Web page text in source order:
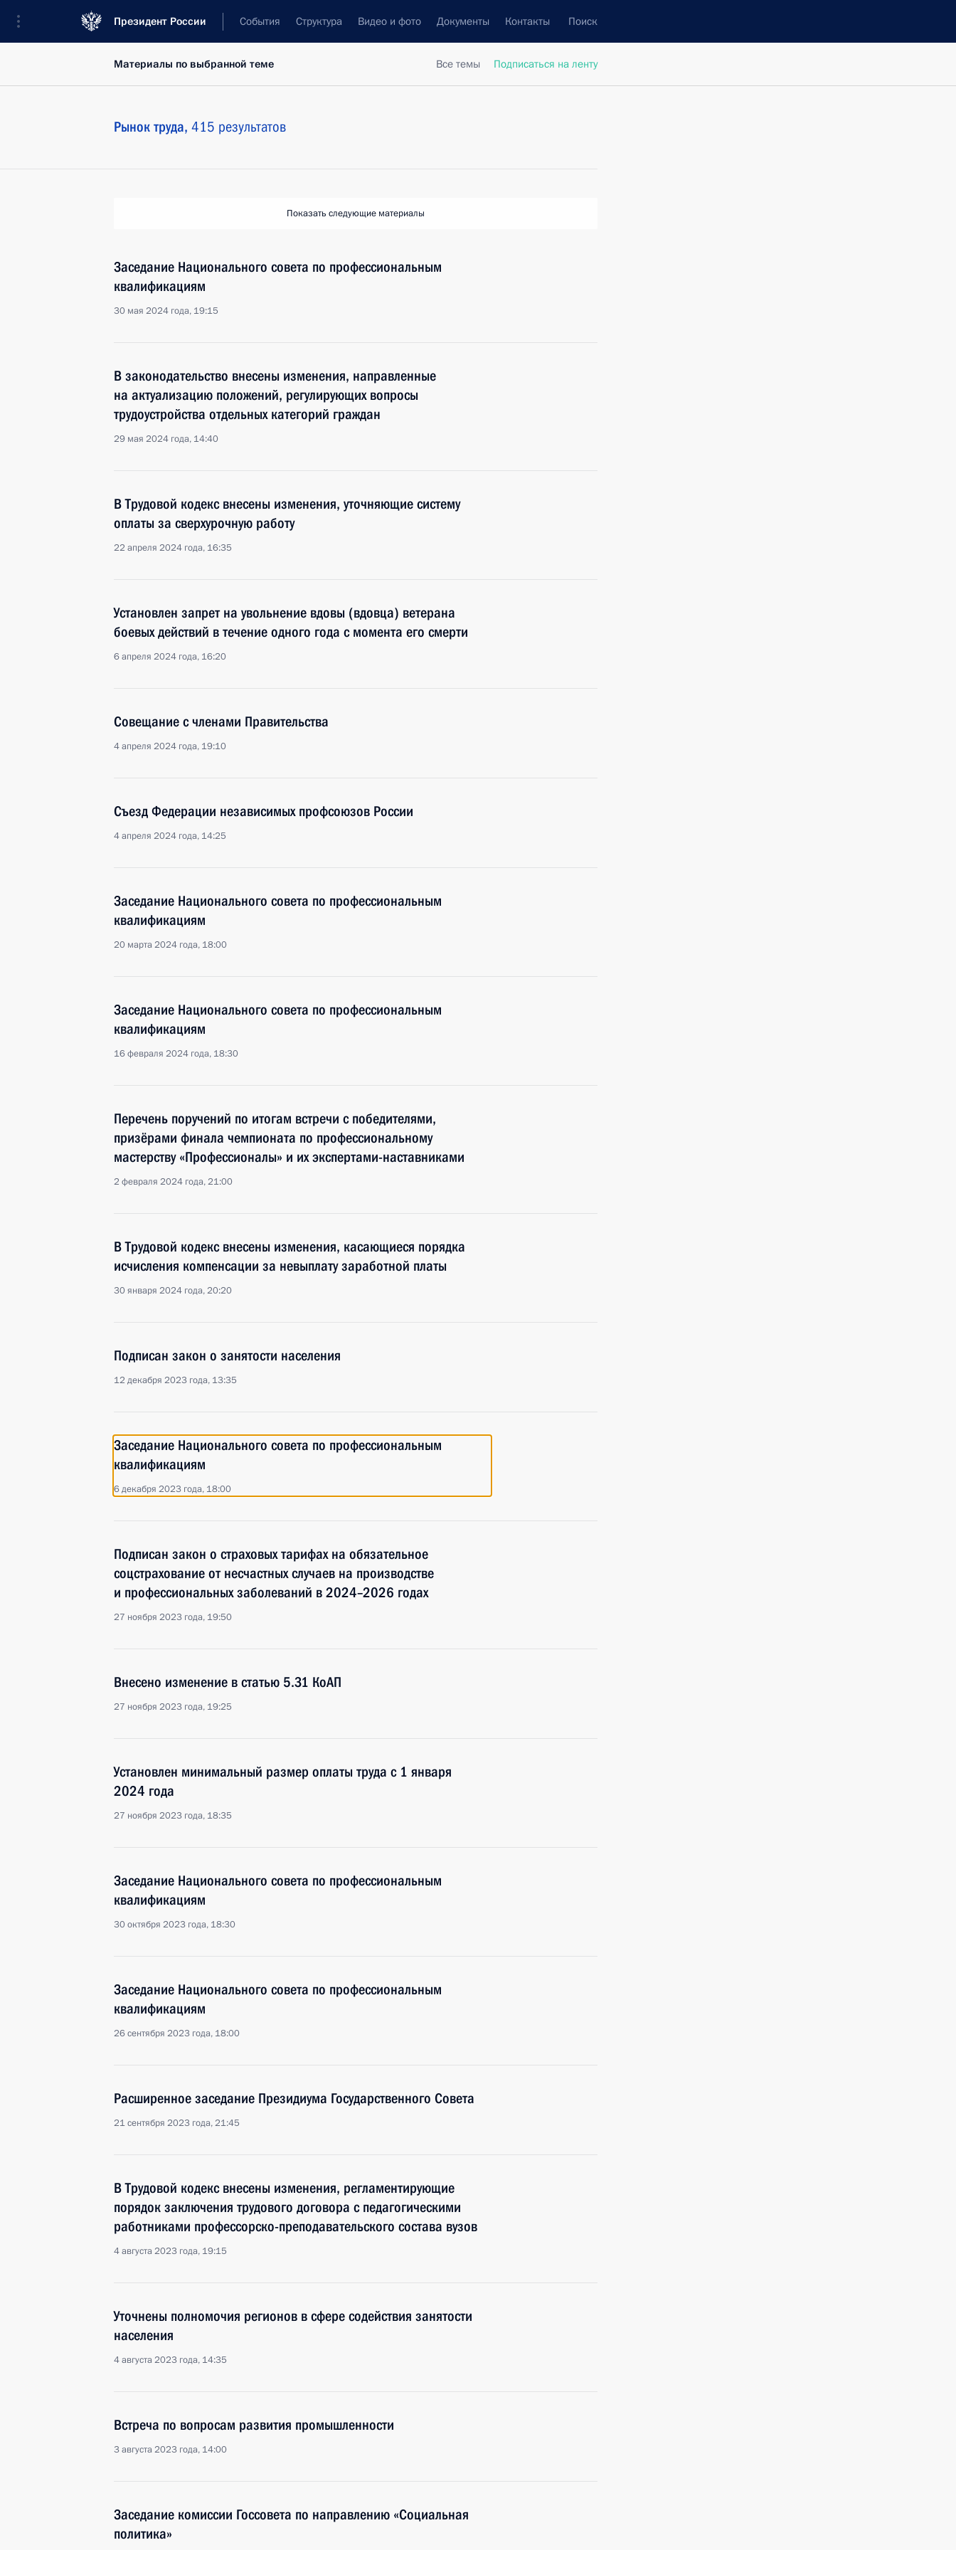
Президент России События Структура Видео и фото Документы Контакты Поиск
Все темы Подписаться на ленту
Материалы по выбранной теме
Рынок труда, 415 результатов
Показать следующие материалы
Заседание Национального совета по профессиональным
квалификациям
30 мая 2024 года, 19:15
В законодательство внесены изменения, направленные
на актуализацию положений, регулирующих вопросы
трудоустройства отдельных категорий граждан
29 мая 2024 года, 14:40
В Трудовой кодекс внесены изменения, уточняющие систему
оплаты за сверхурочную работу
22 апреля 2024 года, 16:35
Установлен запрет на увольнение вдовы (вдовца) ветерана
боевых действий в течение одного года с момента его смерти
6 апреля 2024 года, 16:20
Совещание с членами Правительства
4 апреля 2024 года, 19:10
Съезд Федерации независимых профсоюзов России
4 апреля 2024 года, 14:25
Заседание Национального совета по профессиональным
квалификациям
20 марта 2024 года, 18:00
Заседание Национального совета по профессиональным
квалификациям
16 февраля 2024 года, 18:30
Перечень поручений по итогам встречи с победителями,
призёрами финала чемпионата по профессиональному
мастерству «Профессионалы» и их экспертами-наставниками
2 февраля 2024 года, 21:00
В Трудовой кодекс внесены изменения, касающиеся порядка
исчисления компенсации за невыплату заработной платы
30 января 2024 года, 20:20
Подписан закон о занятости населения
12 декабря 2023 года, 13:35
Заседание Национального совета по профессиональным
квалификациям
6 декабря 2023 года, 18:00
Подписан закон о страховых тарифах на обязательное
соцстрахование от несчастных случаев на производстве
и профессиональных заболеваний в 2024–2026 годах
27 ноября 2023 года, 19:50
Внесено изменение в статью 5.31 КоАП
27 ноября 2023 года, 19:25
Установлен минимальный размер оплаты труда с 1 января
2024 года
27 ноября 2023 года, 18:35
Заседание Национального совета по профессиональным
квалификациям
30 октября 2023 года, 18:30
Заседание Национального совета по профессиональным
квалификациям
26 сентября 2023 года, 18:00
Расширенное заседание Президиума Государственного Совета
21 сентября 2023 года, 21:45
В Трудовой кодекс внесены изменения, регламентирующие
порядок заключения трудового договора с педагогическими
работниками профессорско-преподавательского состава вузов
4 августа 2023 года, 19:15
Уточнены полномочия регионов в сфере содействия занятости
населения
4 августа 2023 года, 14:35
Встреча по вопросам развития промышленности
3 августа 2023 года, 14:00
Заседание комиссии Госсовета по направлению «Социальная
политика»